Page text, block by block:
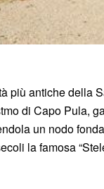
più antiche della
di Capo Pula,
un nodo
la famosa